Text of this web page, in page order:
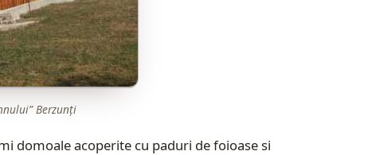
Berzunţi
domoale acoperite cu paduri de foioase si